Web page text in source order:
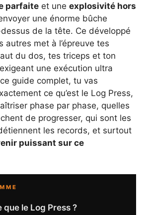
parfaite et une explosivité hors
une énorme bûche
de la tête. Ce développé
autres met à l’épreuve tes
du dos, tes triceps et ton
une exécution ultra
guide complet, tu vas
ce qu’est le Log Press,
phase par phase, quelles
de progresser, qui sont les
les records, et surtout
puissant sur ce
que le Log Press ?